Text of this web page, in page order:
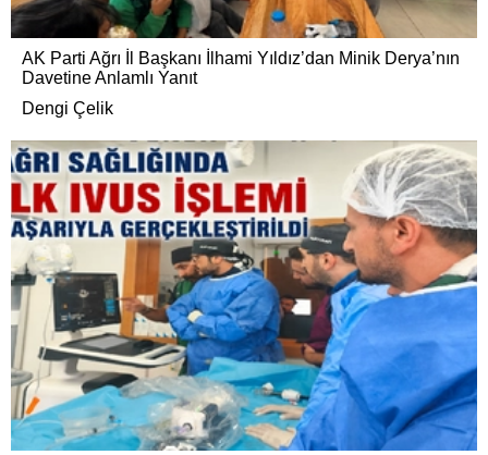
AK Parti Ağrı İl Başkanı İlhami Yıldız’dan Minik Derya’nın
Davetine Anlamlı Yanıt
Dengi Çelik